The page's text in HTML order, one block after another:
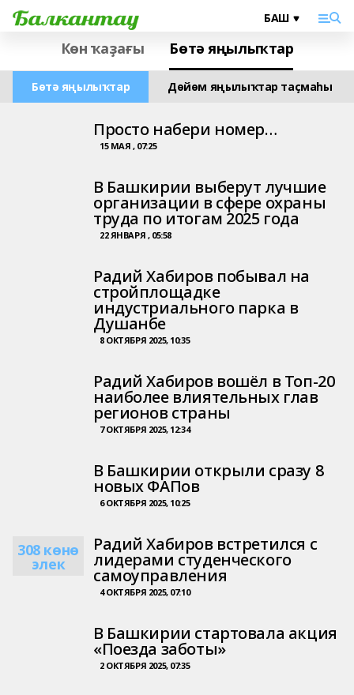
Көн ҡаҙағы Бөтә яңылыҡтар
Бөтә яңылыҡтар Дөйөм яңылыҡтар таҫмаһы
Просто набери номер…
15 МАЯ , 07:25
В Башкирии выберут лучшие
организации в сфере охраны
труда по итогам 2025 года
22 ЯНВАРЯ , 05:58
Радий Хабиров побывал на
стройплощадке
индустриального парка в
Душанбе
8 ОКТЯБРЯ 2025, 10:35
Радий Хабиров вошёл в Топ-20
наиболее влиятельных глав
регионов страны
7 ОКТЯБРЯ 2025, 12:34
В Башкирии открыли сразу 8
новых ФАПов
6 ОКТЯБРЯ 2025, 10:25
308 көнө
элек
Радий Хабиров встретился с
лидерами студенческого
самоуправления
4 ОКТЯБРЯ 2025, 07:10
В Башкирии стартовала акция
«Поезда заботы»
2 ОКТЯБРЯ 2025, 07:35